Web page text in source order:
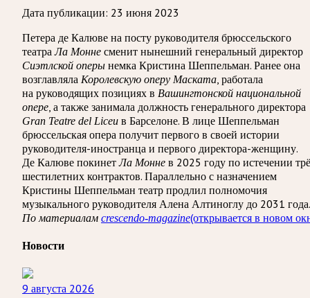
Дата публикации: 23 июня 2023
Петера де Калюве на посту руководителя брюссельского
театраЛа Монне сменит нынешний генеральный директор
Сиэтлской оперы немка Кристина Шеппельман. Ранее она
возглавляла Королевскую оперу Маската , работала
на руководящих позициях в Вашингтонской национальной
опере , а также занимала должность генерального директора
Gran Teatre del Liceu в Барселоне. В лице Шеппельман
брюссельская опера получит первого в своей истории
руководителя-иностранца и первого директора-женщину.
Де Калюве покинетЛа Монне в 2025 году по истечении
шестилетних контрактов. Параллельно с назначением
Кристины Шеппельман театр продлил полномочия
музыкального руководителя Алена Алтиноглу до 2031 года.
По материалам crescendo-magazine(открывается в новом
Новости
9 августа 2026